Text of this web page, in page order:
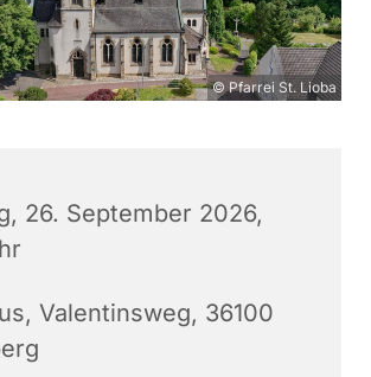
© Pfarrei St. Lioba
26. September 2026,
Valentinsweg, 36100